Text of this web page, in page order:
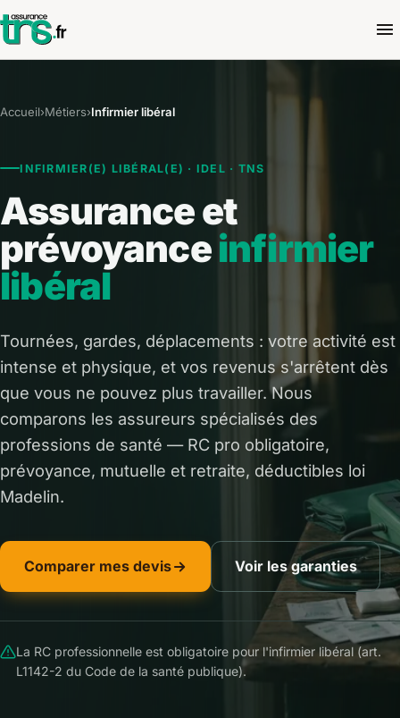
Accueil›Métiers›Infirmier libéral
INFIRMIER(E) LIBÉRAL(E) · IDEL · TNS
Assurance et
prévoyanceinfirmier
libéral
Tournées, gardes, déplacements : votre activité est
intense et physique, et vos revenus s'arrêtent dès
que vous ne pouvez plus travailler. Nous
comparons les assureurs spécialisés des
professions de santé — RC pro obligatoire,
prévoyance, mutuelle et retraite, déductibles loi
Madelin.
Comparer mes devis Voir les garanties
La RC professionnelle est obligatoire pour l'infirmier libéral (art.
L1142-2 du Code de la santé publique).